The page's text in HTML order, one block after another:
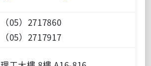
（05）2717860
（05）2717917